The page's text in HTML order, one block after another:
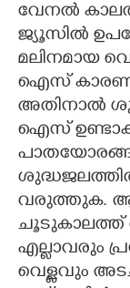
വേനൽ
ജ്യൂസിൽ
മലിനമായ
ഐസ് കാരണം
അതിനാൽ
ഐസ്
വരുത്തുക.
ചൂടുകാലത്ത്
എല്ലാവരും
വെള്ളവും